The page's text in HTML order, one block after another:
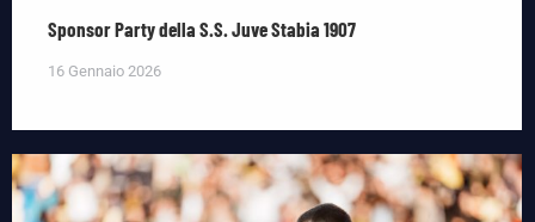
Sponsor Party della S.S. Juve Stabia 1907
16 Gennaio 2026